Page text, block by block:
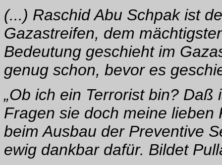
(...) Raschid Abu Schpak ist
Gazastreifen, dem
Bedeutung geschieht im
genug schon, bevor es
„Ob ich ein Terrorist bin?
Fragen sie doch meine
beim Ausbau der Preventive
ewig dankbar dafür. Bildet